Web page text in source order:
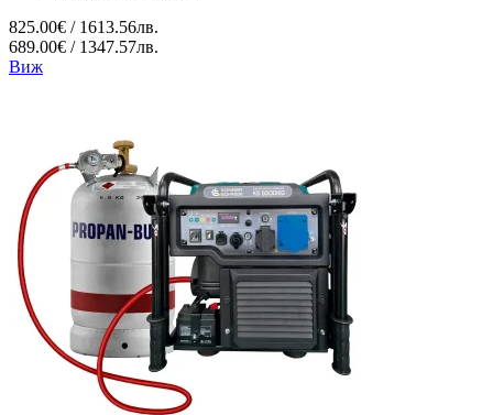
825.00€ / 1613.56лв.
689.00€ / 1347.57лв.
Виж